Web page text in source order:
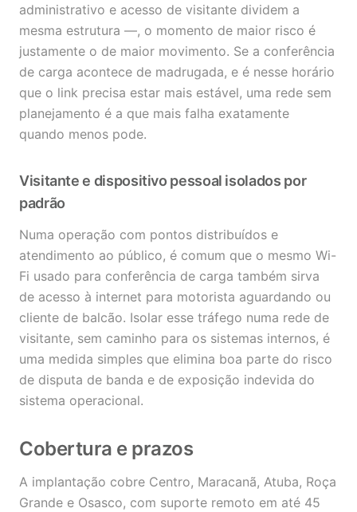
administrativo e acesso de visitante dividem a
mesma estrutura —, o momento de maior risco é
justamente o de maior movimento. Se a conferência
de carga acontece de madrugada, e é nesse horário
que o link precisa estar mais estável, uma rede sem
planejamento é a que mais falha exatamente
quando menos pode.
Visitante e dispositivo pessoal isolados por
padrão
Numa operação com pontos distribuídos e
atendimento ao público, é comum que o mesmo Wi-
Fi usado para conferência de carga também sirva
de acesso à internet para motorista aguardando ou
cliente de balcão. Isolar esse tráfego numa rede de
visitante, sem caminho para os sistemas internos, é
uma medida simples que elimina boa parte do risco
de disputa de banda e de exposição indevida do
sistema operacional.
Cobertura e prazos
A implantação cobre Centro, Maracanã, Atuba, Roça
Grande e Osasco, com suporte remoto em até 45